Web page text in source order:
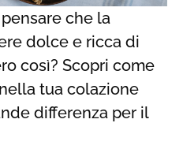
che la
dolce e ricca di
così? Scopri come
tua colazione
differenza per il